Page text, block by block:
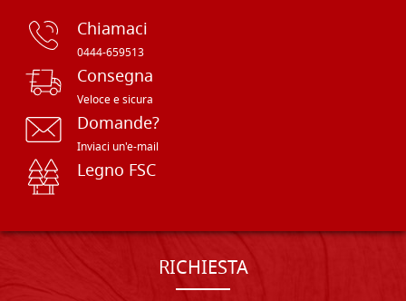
Chiamaci
0444-659513
Consegna
Veloce e sicura
Domande?
Inviaci un'e-mail
Legno FSC
RICHIESTA